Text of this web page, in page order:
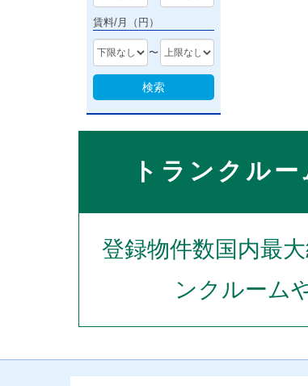
賃料/月（円）
〜
検索
トランクル
登録物件数国内最
ンクルーム